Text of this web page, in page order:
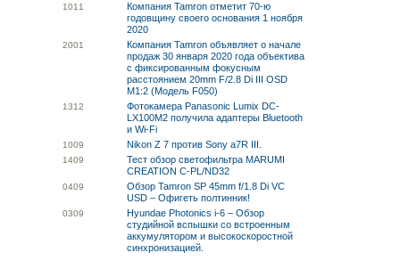
1011
Компания Tamron отметит 70-ю
годовщину своего основания 1 ноября
2020
2001
Компания Tamron объявляет о начале
продаж 30 января 2020 года объектива
с фиксированным фокусным
расстоянием 20mm F/2.8 Di III OSD
M1:2 (Модель F050)
1312
Фотокамера Panasonic Lumix DC-
LX100M2 получила адаптеры Bluetooth
и Wi-Fi
1009 Nikon Z 7 против Sony a7R III.
1409
Тест обзор светофильтра MARUMI
CREATION C-PL/ND32
0409
Обзор Tamron SP 45mm f/1.8 Di VC
USD – Офигеть полтинник!
0309
Hyundae Photonics i-6 – Обзор
студийной вспышки со встроенным
аккумулятором и высокоскоростной
синхронизацией.